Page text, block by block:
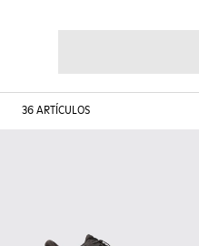
36ARTÍCULOS